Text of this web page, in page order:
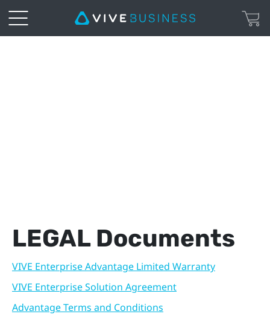
LEGAL Documents
VIVE Enterprise Advantage Limited Warranty
VIVE Enterprise Solution Agreement
Advantage Terms and Conditions